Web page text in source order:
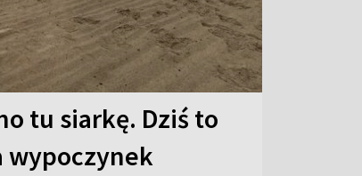
tu siarkę. Dziś to
wypoczynek